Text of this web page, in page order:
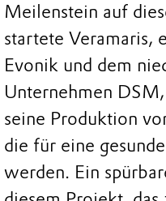
Meilenstein auf
startete Veramaris,
Evonik und dem
Unternehmen
seine Produktion
die für eine
werden. Ein